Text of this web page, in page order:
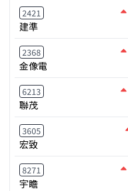
2421
建準
2368
金像電
6213
聯茂
3605
宏致
8271
宇瞻